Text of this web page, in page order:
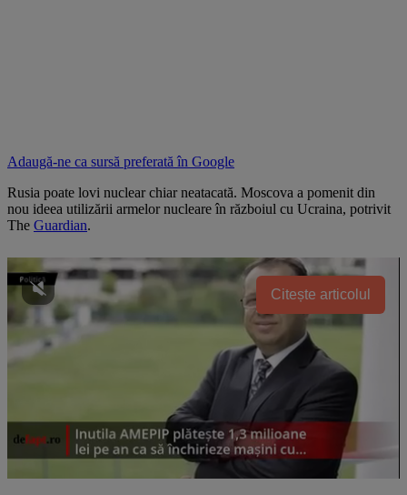
Adaugă-ne ca sursă preferată în Google
Rusia poate lovi nuclear chiar neatacată. Moscova a pomenit din
nou ideea utilizării armelor nucleare în războiul cu Ucraina, potrivit
The Guardian.
Citește articolul